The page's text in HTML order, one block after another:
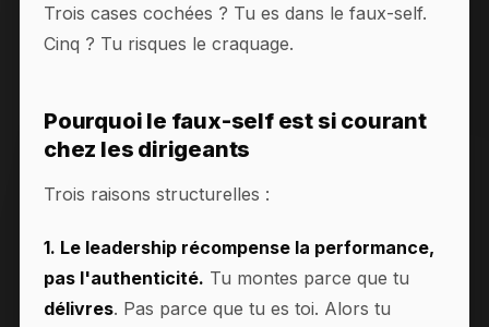
Trois cases cochées ? Tu es dans le faux-self.
Cinq ? Tu risques le craquage.
Pourquoi le faux-self est si courant
chez les dirigeants
Trois raisons structurelles :
1. Le leadership récompense la performance,
pas l'authenticité. Tu montes parce que tu
délivres. Pas parce que tu es toi. Alors tu